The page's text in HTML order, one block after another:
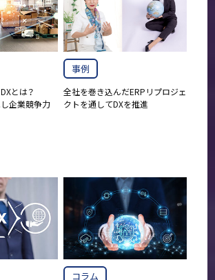
とは？
企業競争力
事例
全社を巻き込んだERPリプロジェ
クトを通してDXを推進
コラム